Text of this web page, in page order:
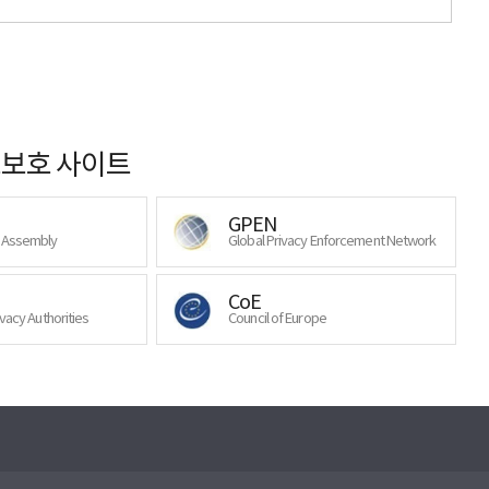
호 사이트
GPEN
Global Privacy Enforcement Network
Authorities
CoE
Council of Europe